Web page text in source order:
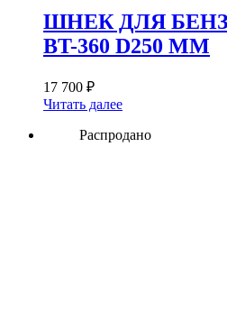
ШНЕК ДЛЯ
BT-360 D250 ММ
17 700 ₽
Читать далее
Распродано